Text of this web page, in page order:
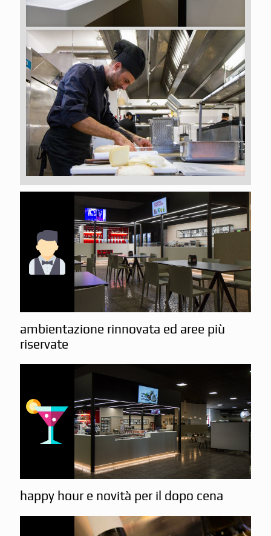
ambientazione rinnovata ed aree più
riservate
happy hour e novità per il dopo cena